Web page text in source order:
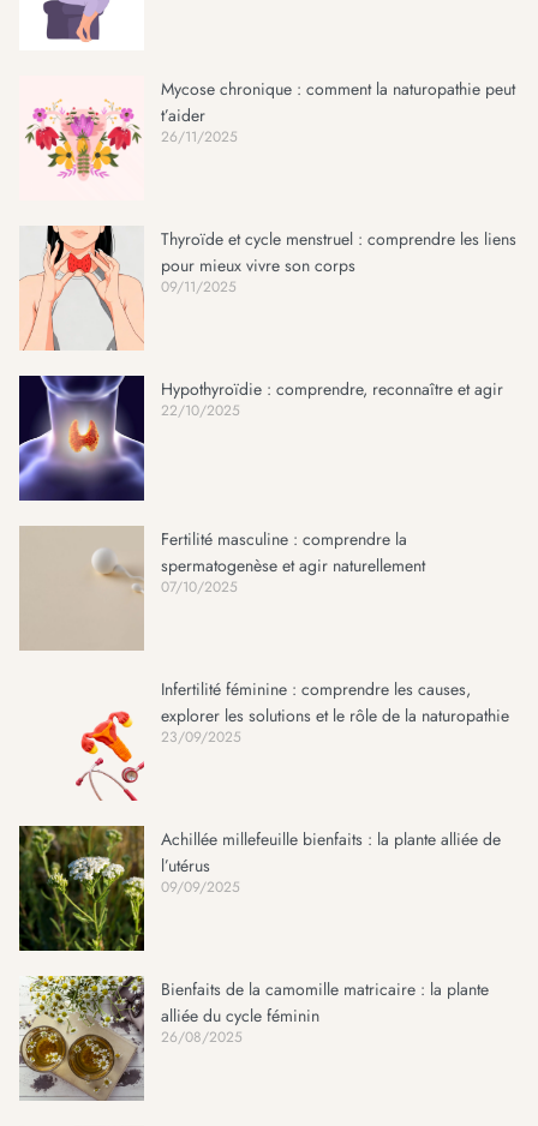
Mycose chronique : comment la naturopathie peut
t’aider
26/11/2025
Thyroïde et cycle menstruel : comprendre les liens
pour mieux vivre son corps
09/11/2025
Hypothyroïdie : comprendre, reconnaître et agir
22/10/2025
Fertilité masculine : comprendre la
spermatogenèse et agir naturellement
07/10/2025
Infertilité féminine : comprendre les causes,
explorer les solutions et le rôle de la naturopathie
23/09/2025
Achillée millefeuille bienfaits : la plante alliée de
l’utérus
09/09/2025
Bienfaits de la camomille matricaire : la plante
alliée du cycle féminin
26/08/2025